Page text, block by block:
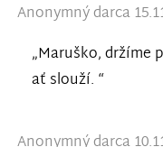
Anonymný darca
„Maruško, držíme
ať slouží. “